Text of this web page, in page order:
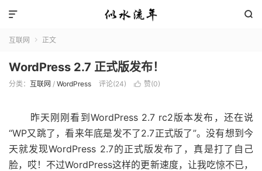


互联网  正文
WordPress 2.7 正式版发布！
分类： 互联网 / WordPress 评论(24)  赞(0)
昨天刚刚看到WordPress 2.7 rc2版本发布，还在说
“WP又跳了，看来年底是发不了2.7正式版了”。没有想到今
天就发现WordPress 2.7的正式版发布了，真是打了自己
脸，哎！不过WordPress这样的更新速度，让我吃惊不已，